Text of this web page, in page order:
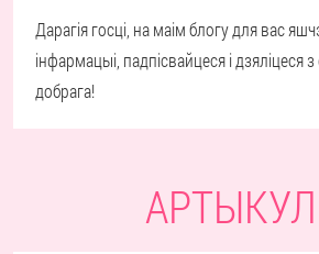
Дарагія госці, на маім блогу для вас
інфармацыі, падпісвайцеся і дзяліцеся
добрага!